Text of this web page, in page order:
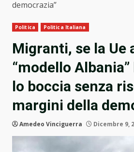
democrazia”
Politica Politica Italiana
Migranti, se la Ue
“modello Albania”
lo boccia senza
margini della
Amedeo Vinciguerra Dicembre 9,